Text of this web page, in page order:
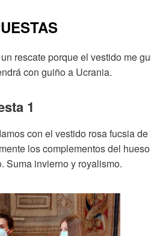
rescate porque el vestido me
con guiño a Ucrania.
1
con el vestido rosa fucsia
los complementos del
Suma invierno y royalismo.